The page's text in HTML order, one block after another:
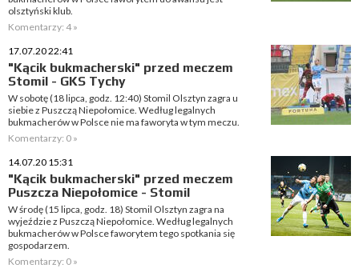
olsztyński klub.
Komentarzy: 4 »
17.07.20 22:41
"Kącik bukmacherski" przed meczem
Stomil - GKS Tychy
W sobotę (18 lipca, godz. 12:40) Stomil Olsztyn zagra u
siebie z Puszczą Niepołomice. Według legalnych
bukmacherów w Polsce nie ma faworyta w tym meczu.
Komentarzy: 0 »
14.07.20 15:31
"Kącik bukmacherski" przed meczem
Puszcza Niepołomice - Stomil
W środę (15 lipca, godz. 18) Stomil Olsztyn zagra na
wyjeździe z Puszczą Niepołomice. Według legalnych
bukmacherów w Polsce faworytem tego spotkania się
gospodarzem.
Komentarzy: 0 »